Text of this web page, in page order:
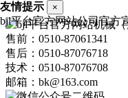
售前：0510-87061341
售后：0510-87076718
技术：0510-87076708
邮箱：bk@163.com
友情提示 ×
bjl平台官方网站公司官方